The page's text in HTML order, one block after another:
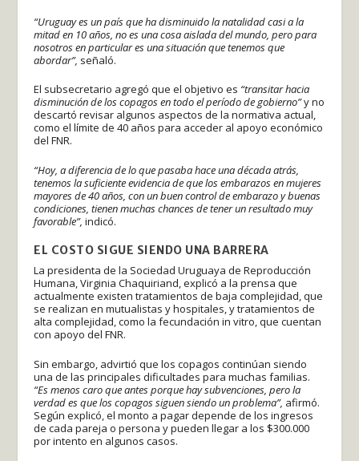
“Uruguay es un país que ha disminuido la natalidad casi a la
mitad en 10 años, no es una cosa aislada del mundo, pero para
nosotros en particular es una situación que tenemos que
abordar”, señaló.
El subsecretario agregó que el objetivo es “transitar hacia
disminución de los copagos en todo el período de gobierno”y no
descartó revisar algunos aspectos de la normativa actual,
como el límite de 40 años para acceder al apoyo económico
del FNR.
“Hoy, a diferencia de lo que pasaba hace una década atrás,
tenemos la suficiente evidencia de que los embarazos en mujeres
mayores de 40 años, con un buen control de embarazo y buenas
condiciones, tienen muchas chances de tener un resultado muy
favorable”, indicó.
EL COSTO SIGUE SIENDO UNA BARRERA
La presidenta de la Sociedad Uruguaya de Reproducción
Humana, Virginia Chaquiriand, explicó a la prensa que
actualmente existen tratamientos de baja complejidad, que
se realizan en mutualistas y hospitales, y tratamientos de
alta complejidad, como la fecundación in vitro, que cuentan
con apoyo del FNR.
Sin embargo, advirtió que los copagos continúan siendo
una de las principales dificultades para muchas familias.
“Es menos caro que antes porque hay subvenciones, pero la
verdad es que los copagos siguen siendo un problema”, afirmó.
Según explicó, el monto a pagar depende de los ingresos
de cada pareja o persona y pueden llegar a los $300.000
por intento en algunos casos.